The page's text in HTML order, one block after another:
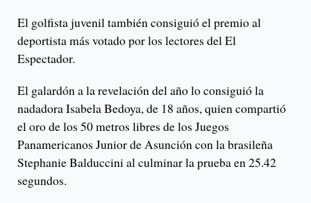
El golfista juvenil también consiguió el premio al
deportista más votado por los lectores del El
Espectador.
El galardón a la revelación del año lo consiguió la
nadadora Isabela Bedoya, de 18 años, quien compartió
el oro de los 50 metros libres de los Juegos
Panamericanos Junior de Asunción con la brasileña
Stephanie Balduccini al culminar la prueba en 25.42
segundos.